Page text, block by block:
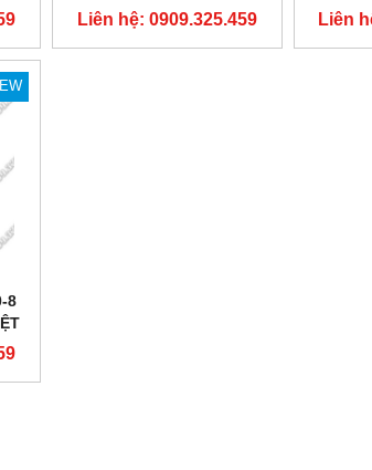
NAM
Liên hệ: 0909.325.459 Liên
8